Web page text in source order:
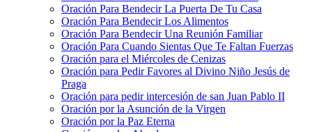
Oración Para Bendecir La Puerta De Tu Casa
Oración Para Bendecir Los Alimentos
Oración Para Bendecir Una Reunión Familiar
Oración Para Cuando Sientas Que Te Faltan Fuerzas
Oración para el Miércoles de Cenizas
Oración para Pedir Favores al Divino Niño Jesús de
Praga
Oración para pedir intercesión de san Juan Pablo II
Oración por la Asunción de la Virgen
Oración por la Paz Eterna